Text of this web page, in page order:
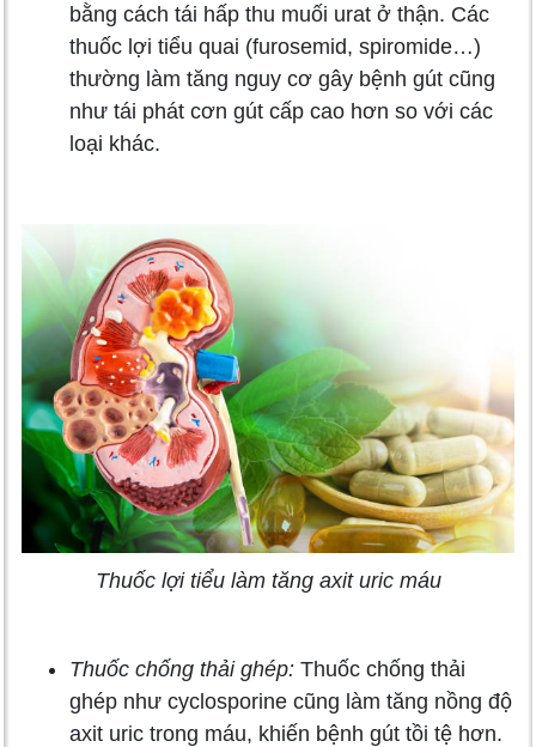
bằng cách tái hấp thu muối urat ở thận. Các
thuốc lợi tiểu quai (furosemid, spiromide…)
thường làm tăng nguy cơ gây bệnh gút cũng
như tái phát cơn gút cấp cao hơn so với các
loại khác.
Thuốc lợi tiểu làm tăng axit uric máu
Thuốc chống thải ghép: Thuốc chống thải
ghép như cyclosporine cũng làm tăng nồng độ
axit uric trong máu, khiến bệnh gút tồi tệ hơn.